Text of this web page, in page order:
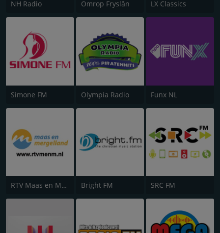
NH Radio Omrop Fryslân LX Classics
Simone FM Olympia Radio Funx NL
RTV Maas en Mergelland Bright FM SRC FM